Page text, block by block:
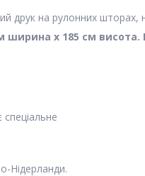
друк на рулонних шторах,
ширина х 185 см
Нідерланди.